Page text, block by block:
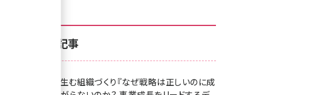
z世代 (1623)
meo (1277)
新着記事
成果を生む組織づくり『なぜ戦略は正しいのに成